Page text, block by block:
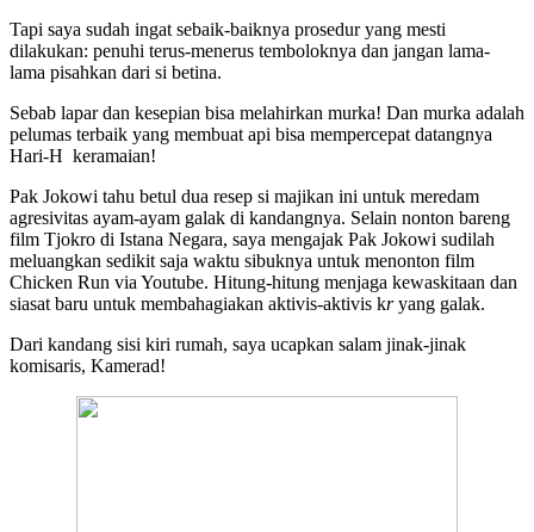
Tapi saya sudah ingat sebaik-baiknya prosedur yang mesti
dilakukan: penuhi terus-menerus temboloknya dan jangan lama-
lama pisahkan dari si betina.
Sebab lapar dan kesepian bisa melahirkan murka! Dan murka adalah
pelumas terbaik yang membuat api bisa mempercepat datangnya
Hari-H keramaian!
Pak Jokowi tahu betul dua resep si majikan ini untuk meredam
agresivitas ayam-ayam galak di kandangnya. Selain nonton bareng
film Tjokro di Istana Negara, saya mengajak Pak Jokowi sudilah
meluangkan sedikit saja waktu sibuknya untuk menonton film
Chicken Run via Youtube. Hitung-hitung menjaga kewaskitaan dan
siasat baru untuk membahagiakan aktivis-aktivis kryang galak.
Dari kandang sisi kiri rumah, saya ucapkan salam jinak-jinak
komisaris, Kamerad!